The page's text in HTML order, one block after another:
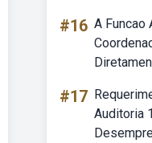
#16 A Funcao
#17
Auditoria